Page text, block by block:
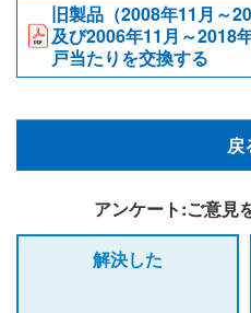
旧製品（2008年11月～
及び2006年11月～2018
戸当たりを交換する
戻
アンケート:ご意見
解決した